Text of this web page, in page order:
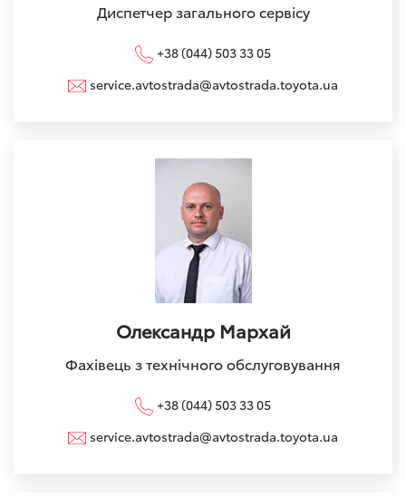
Диспетчер загального сервісу
+38 (044) 503 33 05
service.avtostrada@avtostrada.toyota.ua
Олександр Мархай
Фахівець з технічного обслуговування
+38 (044) 503 33 05
service.avtostrada@avtostrada.toyota.ua